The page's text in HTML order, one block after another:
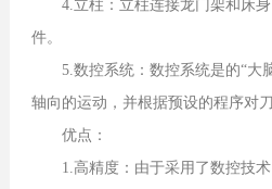
4.立柱：立柱连接龙门架和床身
件。
5.数控系统：数控系统是的“大
轴向的运动，并根据预设的程序对
优点：
1.高精度：由于采用了数控技术